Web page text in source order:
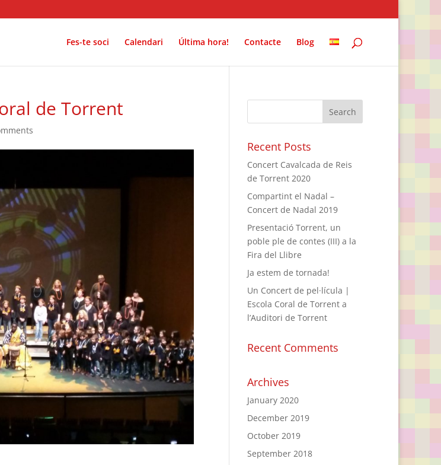
Fes-te soci Calendari Última hora! Contacte Blog
de Torrent
Recent Posts
Concert Cavalcada de Reis
de Torrent 2020
Compartint el Nadal –
Concert de Nadal 2019
Presentació Torrent, un
poble ple de contes (III) a la
Fira del Llibre
Ja estem de tornada!
Un Concert de pel·lícula |
Escola Coral de Torrent a
l’Auditori de Torrent
Recent Comments
Archives
January 2020
December 2019
October 2019
September 2018